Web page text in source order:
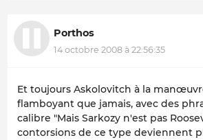
Porthos
14 octobre 2008 à 22:56:35
Et toujours Askolovitch à la
flamboyant que jamais, avec des
calibre "Mais Sarkozy n'est pas
contorsions de ce type deviennent